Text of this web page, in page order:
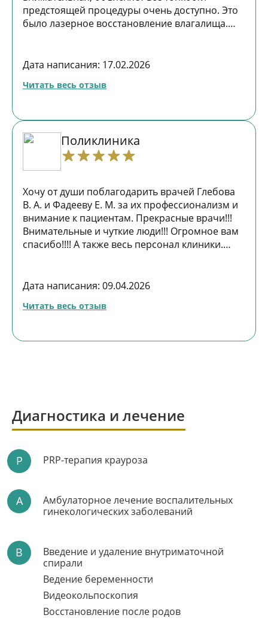
предстоящей процедуры очень доступно. Это
было лазерное восстановление влагалища.
лазеру всё восстановилось. Результат
Дата написания: 17.02.2026
Читать весь отзыв
Поликлиника
Хочу от души поблагодарить врачей Глебова
В. А. и Фадееву Е. М. за их профессионализм и
внимание к пациентам. Прекрасные врачи!!!
Внимательные и чуткие люди!!! Огромное вам
спасибо!!!! А также весь персонал клиники.
Дата написания: 09.04.2026
Читать весь отзыв
Диагностика и лечение
P PRP-терапия крауроза
А
Амбулаторное лечение воспалительных
гинекологических заболеваний
В
Введение и удаление внутриматочной
спирали
Ведение беременности
Видеокольпоскопия
Восстановление после родов